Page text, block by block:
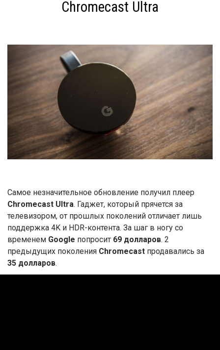
Chromecast Ultra
Самое незначительное обновление получил плеер
Chromecast Ultra. Гаджет, который прячется за
телевизором, от прошлых поколений отличает лишь
поддержка 4K и HDR-контента. За шаг в ногу со
временем Google попросит 69 долларов. 2
предыдущих поколения Chromecast продавались за
35 долларов.